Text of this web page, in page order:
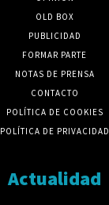
OLD BOX
PUBLICIDAD
FORMAR PARTE
NOTAS DE PRENSA
CONTACTO
POLÍTICA DE COOKIES
POLÍTICA DE PRIVACIDAD
Actualidad